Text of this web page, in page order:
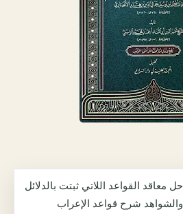
حل معاقد القواعد اللاتي ثبتت بالدلائل
والشواهد شرح قواعد الإعراب